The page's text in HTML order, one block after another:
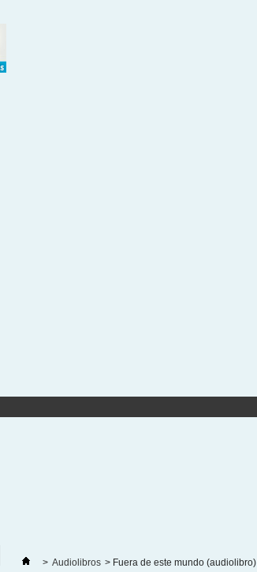
> Audiolibros > Fuera de este mundo (audiolibro)